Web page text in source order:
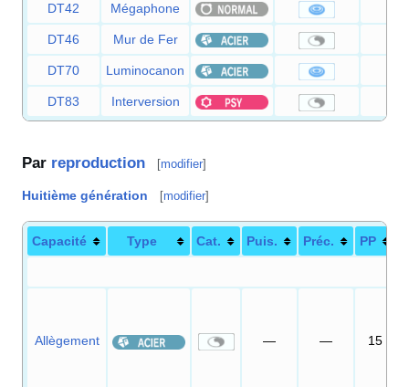
DT42 Mégaphone
DT46 Mur de Fer
DT70 Luminocanon
DT83 Interversion
Par reproduction [modifier]
Huitième génération [modifier]
Capacité Type Cat. Puis. Préc. PP
Allègement — — 15